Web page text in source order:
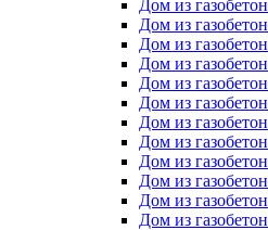
Дом из
Дом из
Дом из
Дом из
Дом из
Дом из
Дом из
Дом из
Дом из
Дом из
Дом из
Дом из